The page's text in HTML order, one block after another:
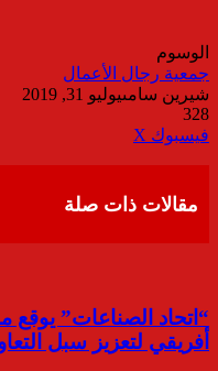
الوسوم
جمعية رجال الأعمال
شيرين سامىيوليو 31, 2019
328
فيسبوك ‫X
مقالات ذات صلة
“اتحاد الصناعات”
أفريقي لتعزيز سبل